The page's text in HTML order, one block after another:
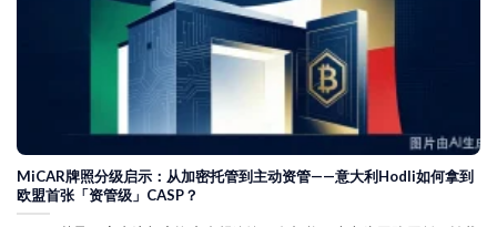
MiCAR牌照分级启示：从加密托管到主动资管——意大利Hodli如何拿到
欧盟首张「资管级」CASP？